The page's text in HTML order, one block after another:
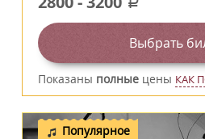
Выбрать
Показаны полные цены КАК
Популярное